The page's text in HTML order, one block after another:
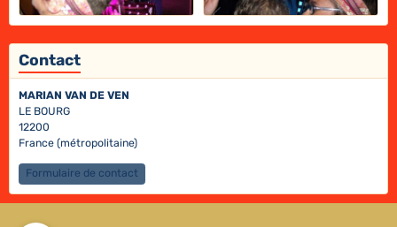
Contact
MARIAN VAN DE VEN
LE BOURG
12200
France (métropolitaine)
Formulaire de contact